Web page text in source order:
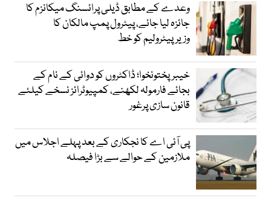
وعدے کے مطابق ڈیلی پرائسنگ میکانزم کا
جائزہ لیا جائے، پیٹرول پمپ مالکان کا
وزیرپیٹرولیم کو خط
خیبرپختونخوا؛ ڈاکٹروں کو دوائی کے نام کے
بجائے فارمولہ لکھنے، کمپیوٹرائز نسخے کیلئے
قانون سازی پرغور
پی آئی اے کا نجکاری کے بعد پہلے اجلاس میں
ملازمین کے حوالے سے بڑا فیصلہ